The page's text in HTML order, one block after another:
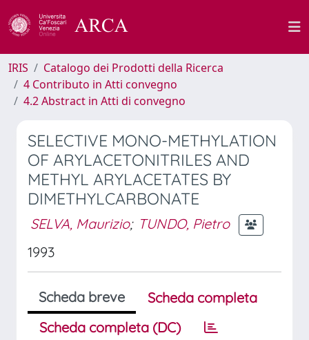
IRIS
Catalogo dei Prodotti della Ricerca
4 Contributo in Atti convegno
4.2 Abstract in Atti di convegno
SELECTIVE MONO-METHYLATION
OF ARYLACETONITRILES AND
METHYL ARYLACETATES BY
DIMETHYLCARBONATE
SELVA, Maurizio; TUNDO, Pietro
1993
Scheda breve
Scheda completa
Scheda completa (DC)